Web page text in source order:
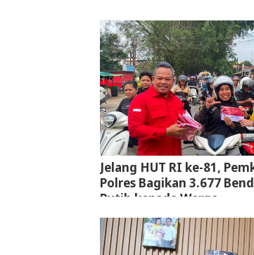
Jelang HUT RI ke-81,
Polres Bagikan 3.677
Putih kepada Warga